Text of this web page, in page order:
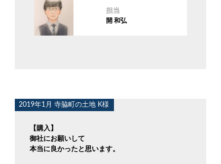
担当
開 和弘
2019年1月 寺脇町の土地 K様
【購入】
御社にお願いして
本当に良かったと思います。